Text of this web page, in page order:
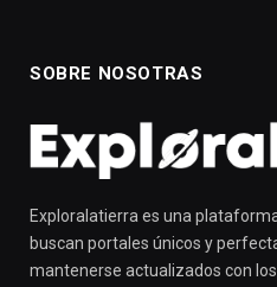
SOBRE NOSOTRAS
Exploralatierra es una
buscan portales únicos y
mantenerse actualizados con